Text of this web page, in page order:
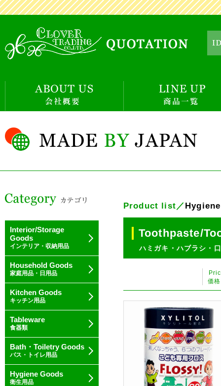
Interior/Storage
Goods
インテリア・収納用品
Household Goods
家庭用品・日用品
Kitchen Goods
キッチン用品
Tableware
食器類
Bath・Toiletry Goods
バス・トイレ用品
Hygiene Goods
衛生用品
Product list／
Toothpaste/
ハミガキ・ハブラシ・
価